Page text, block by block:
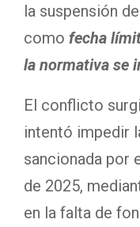
la suspensión
como fecha
la normativa se
El conflicto
intentó impedir
sancionada por
de 2025,
en la falta de